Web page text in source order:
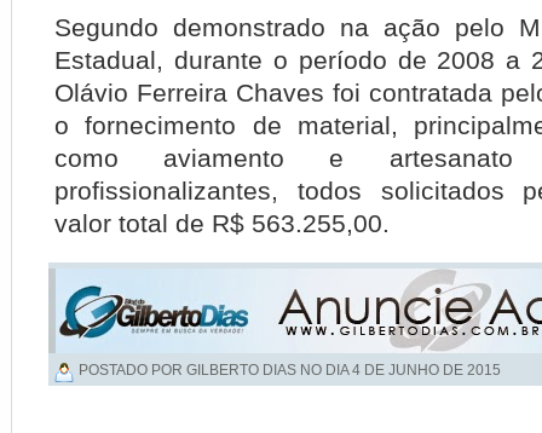
Segundo demonstrado na ação pelo
Estadual, durante o período de 2008 a
Olávio Ferreira Chaves foi contratada
o fornecimento de material,
como aviamento e
profissionalizantes, todos solicitados
valor total de R$ 563.255,00.
POSTADO POR GILBERTO DIAS NO DIA4 DE JUNHO DE 2015